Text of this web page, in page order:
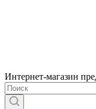
Интернет-магазин